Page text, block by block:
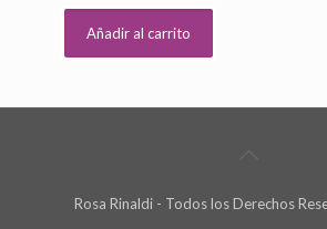
Añadir al carrito
Rosa Rinaldi - Todos los Derechos